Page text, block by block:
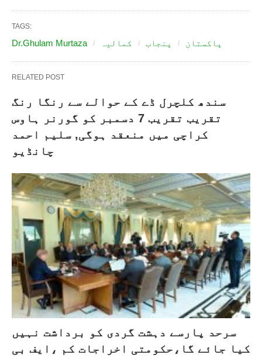
TAGS:
Dr.Ghulam Murtaza پاکستان پنجاب کمالیہ
RELATED POST
سندھ کلچرل ڈے کے حوالے سے رنگا رنگ
تقریب تقریب 7 دسمبر کو گورنر ہاوس
کراچی میں منعقد ہوگی, سلیم احمد
چانڈیو
سرحد پارسے دہشت گردی کو برداشت نہیں
کیا جائے گا،حکومتی اخراجات کم ،ایف بی